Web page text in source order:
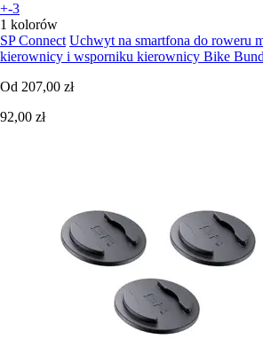
+-3
1 kolorów
SP Connect Uchwyt na smartfona do roweru
kierownicy i wsporniku kierownicy Bike
Od 207,00 zł
92,00 zł